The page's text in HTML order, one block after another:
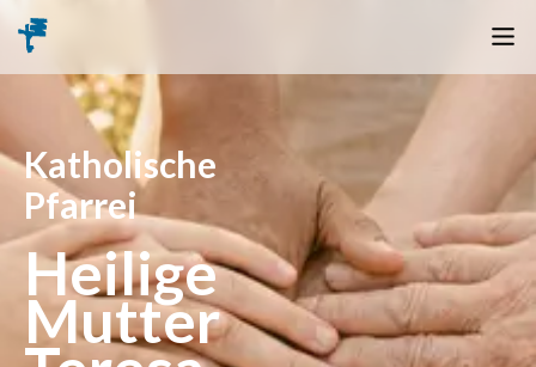
Katholische
Pfarrei
Heilige
Mutter